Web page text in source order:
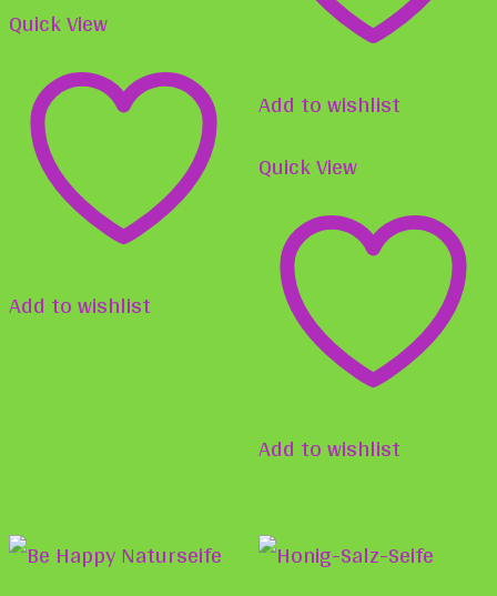
Produktseite
gewählt
werden
Quick View
Add to wishlist
Add to wishlist
Quick View
Add to wishlist